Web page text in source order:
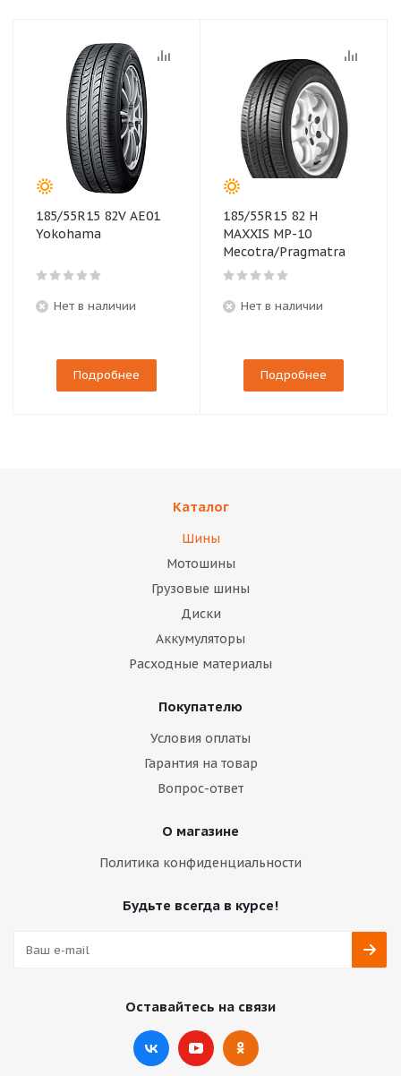
185/55R15 82V AE01
Yokohama
Нет в наличии
Подробнее
185/55R15 82 H
MAXXIS MP-10
Mecotra/Pragmatra
Нет в наличии
Подробнее
Каталог
Шины
Мотошины
Грузовые шины
Диски
Аккумуляторы
Расходные материалы
Покупателю
Условия оплаты
Гарантия на товар
Вопрос-ответ
О магазине
Политика конфиденциальности
Будьте всегда в курсе!
Оставайтесь на связи